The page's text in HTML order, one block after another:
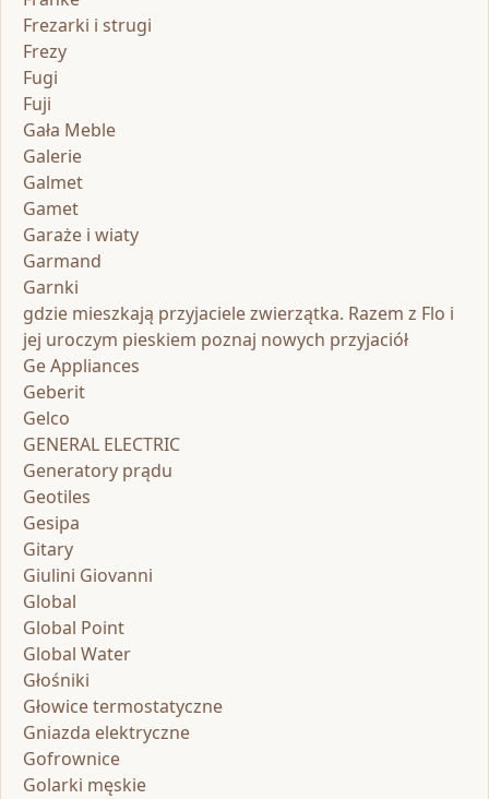
Frezarki i strugi
Frezy
Fugi
Fuji
Gała Meble
Galerie
Galmet
Gamet
Garaże i wiaty
Garmand
Garnki
gdzie mieszkają przyjaciele zwierzątka. Razem z Flo i
jej uroczym pieskiem poznaj nowych przyjaciół
Ge Appliances
Geberit
Gelco
GENERAL ELECTRIC
Generatory prądu
Geotiles
Gesipa
Gitary
Giulini Giovanni
Global
Global Point
Global Water
Głośniki
Głowice termostatyczne
Gniazda elektryczne
Gofrownice
Golarki męskie